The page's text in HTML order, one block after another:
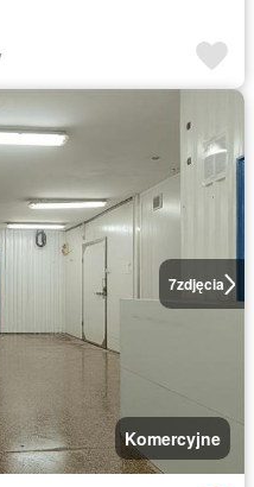
7zdjęcia
Komercyjne